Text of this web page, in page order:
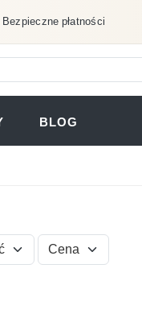
Bezpieczne płatności
BLOG
Cena